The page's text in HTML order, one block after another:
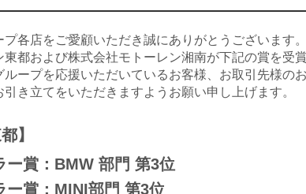
各店をご愛顧いただき誠にありがとうございます。
都および株式会社モトーレン湘南が下記の賞を受
ープを応援いただいているお客様、お取引先様の
き立てをいただきますようお願い申し上げます。
】
ー賞：BMW 部門 第3位
ー賞：MINI部門 第3位